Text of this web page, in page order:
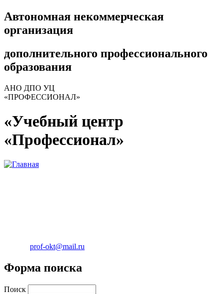
Автономная некоммерческая
организация
дополнительного профессионального
образования
АНО ДПО УЦ
«ПРОФЕССИОНАЛ»
«Учебный центр
«Профессионал»
prof-okt@mail.ru
Форма поиска
Поиск